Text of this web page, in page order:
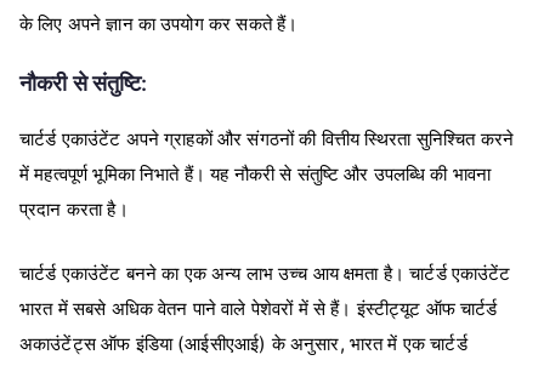
के लिए अपने ज्ञान का उपयोग कर सकते हैं।
नौकरी से संतुष्टि:
चार्टर्ड एकाउंटेंट अपने ग्राहकों और संगठनों की वित्तीय स्थिरता सुनिश्चित करने
में महत्वपूर्ण भूमिका निभाते हैं। यह नौकरी से संतुष्टि और उपलब्धि की भावना
प्रदान करता है।
चार्टर्ड एकाउंटेंट बनने का एक अन्य लाभ उच्च आय क्षमता है। चार्टर्ड एकाउंटेंट
भारत में सबसे अधिक वेतन पाने वाले पेशेवरों में से हैं। इंस्टीट्यूट ऑफ चार्टर्ड
अकाउंटेंट्स ऑफ इंडिया(आईसीएआई)के अनुसार, भारत में एक चार्टर्ड